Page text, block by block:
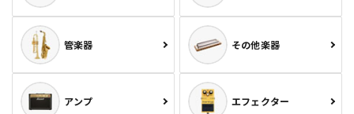
管楽器 その他楽器
アンプ エフェクター